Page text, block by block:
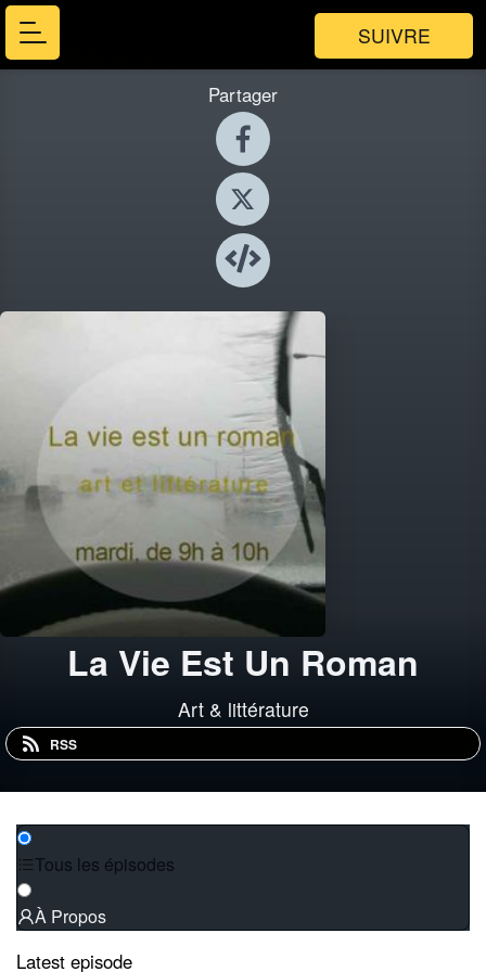
SUIVRE
Partager
La Vie Est Un Roman
Art & littérature
RSS
Tous les épisodes
À Propos
Latest episode